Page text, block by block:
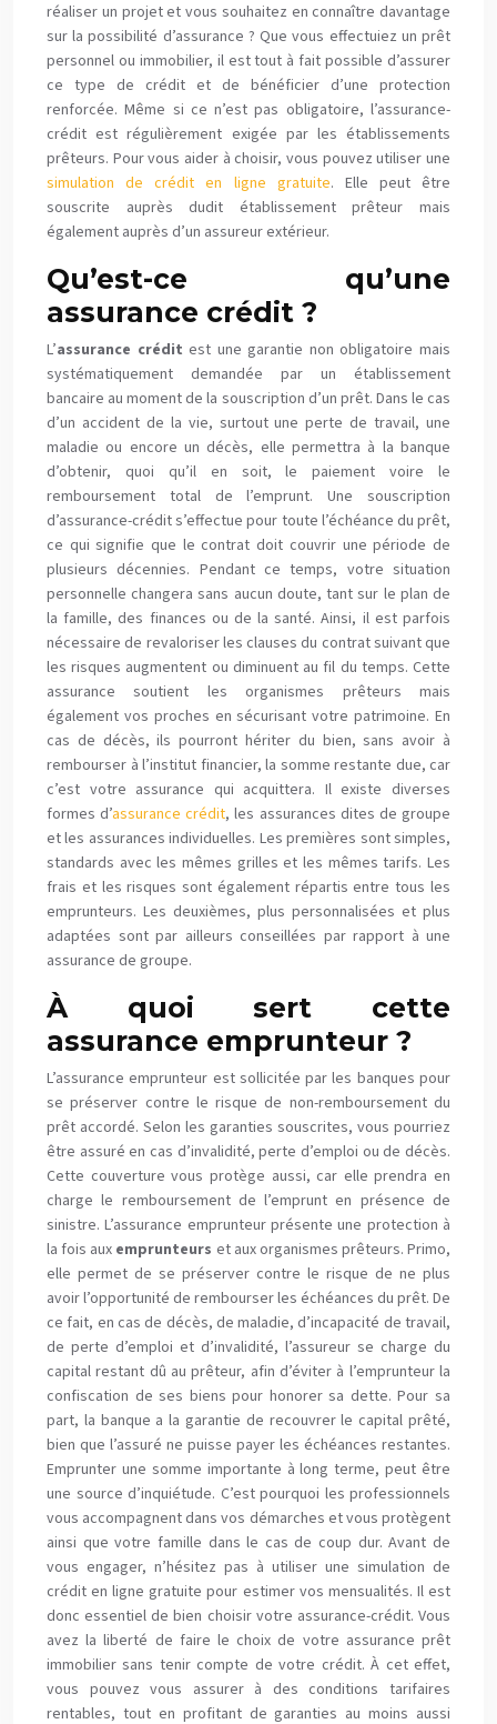
réaliser un projet et vous souhaitez en connaître davantage
sur la possibilité d’assurance ? Que vous effectuiez un prêt
personnel ou immobilier, il est tout à fait possible d’assurer
ce type de crédit et de bénéficier d’une protection
renforcée. Même si ce n’est pas obligatoire, l’assurance-
crédit est régulièrement exigée par les établissements
prêteurs. Pour vous aider à choisir, vous pouvez utiliser une
simulation de crédit en ligne gratuite. Elle peut être
souscrite auprès dudit établissement prêteur mais
également auprès d’un assureur extérieur.
Qu’est-ce qu’une
assurance crédit ?
L’assurance crédit est une garantie non obligatoire mais
systématiquement demandée par un établissement
bancaire au moment de la souscription d’un prêt. Dans le cas
d’un accident de la vie, surtout une perte de travail, une
maladie ou encore un décès, elle permettra à la banque
d’obtenir, quoi qu’il en soit, le paiement voire le
remboursement total de l’emprunt. Une souscription
d’assurance-crédit s’effectue pour toute l’échéance du prêt,
ce qui signifie que le contrat doit couvrir une période de
plusieurs décennies. Pendant ce temps, votre situation
personnelle changera sans aucun doute, tant sur le plan de
la famille, des finances ou de la santé. Ainsi, il est parfois
nécessaire de revaloriser les clauses du contrat suivant que
les risques augmentent ou diminuent au fil du temps. Cette
assurance soutient les organismes prêteurs mais
également vos proches en sécurisant votre patrimoine. En
cas de décès, ils pourront hériter du bien, sans avoir à
rembourser à l’institut financier, la somme restante due, car
c’est votre assurance qui acquittera. Il existe diverses
formes d’assurance crédit, les assurances dites de groupe
et les assurances individuelles. Les premières sont simples,
standards avec les mêmes grilles et les mêmes tarifs. Les
frais et les risques sont également répartis entre tous les
emprunteurs. Les deuxièmes, plus personnalisées et plus
adaptées sont par ailleurs conseillées par rapport à une
assurance de groupe.
À quoi sert cette
assurance emprunteur ?
L’assurance emprunteur est sollicitée par les banques pour
se préserver contre le risque de non-remboursement du
prêt accordé. Selon les garanties souscrites, vous pourriez
être assuré en cas d’invalidité, perte d’emploi ou de décès.
Cette couverture vous protège aussi, car elle prendra en
charge le remboursement de l’emprunt en présence de
sinistre. L’assurance emprunteur présente une protection à
la fois aux emprunteurs et aux organismes prêteurs. Primo,
elle permet de se préserver contre le risque de ne plus
avoir l’opportunité de rembourser les échéances du prêt. De
ce fait, en cas de décès, de maladie, d’incapacité de travail,
de perte d’emploi et d’invalidité, l’assureur se charge du
capital restant dû au prêteur, afin d’éviter à l’emprunteur la
confiscation de ses biens pour honorer sa dette. Pour sa
part, la banque a la garantie de recouvrer le capital prêté,
bien que l’assuré ne puisse payer les échéances restantes.
Emprunter une somme importante à long terme, peut être
une source d’inquiétude. C’est pourquoi les professionnels
vous accompagnent dans vos démarches et vous protègent
ainsi que votre famille dans le cas de coup dur. Avant de
vous engager, n’hésitez pas à utiliser une simulation de
crédit en ligne gratuite pour estimer vos mensualités. Il est
donc essentiel de bien choisir votre assurance-crédit. Vous
avez la liberté de faire le choix de votre assurance prêt
immobilier sans tenir compte de votre crédit. À cet effet,
vous pouvez vous assurer à des conditions tarifaires
rentables, tout en profitant de garanties au moins aussi